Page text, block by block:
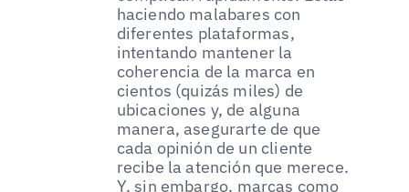
haciendo malabares con
diferentes plataformas,
intentando mantener la
coherencia de la marca en
cientos (quizás miles) de
ubicaciones y, de alguna
manera, asegurarte de que
cada opinión de un cliente
recibe la atención que merece.
Y, sin embargo, marcas como